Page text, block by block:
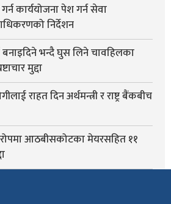
कार्ययोजना पेश गर्न सेवा
निर्देशन
बनाइदिने भन्दै घुस लिने चावहिलका
मुद्दा
राहत दिन अर्थमन्त्री र राष्ट्र बैंकबीच
आठबीसकोटका मेयरसहित ११